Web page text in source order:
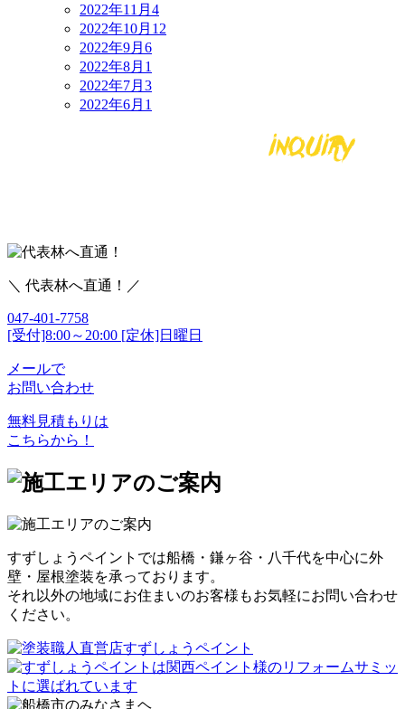
2022年11月 4
2022年10月 12
2022年9月 6
2022年8月 1
2022年7月 3
2022年6月 1
＼ 代表林へ直通！／
047-401-7758
[受付]8:00～20:00 [定休]日曜日
メールで
お問い合わせ
無料見積もりは
こちらから！
すずしょうペイントでは船橋・鎌ヶ谷・八千代を中心に外
壁・屋根塗装を承っております。
それ以外の地域にお住まいのお客様もお気軽にお問い合わせ
ください。